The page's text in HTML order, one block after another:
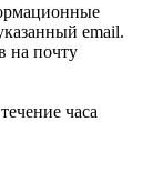
email.
на почту
часа